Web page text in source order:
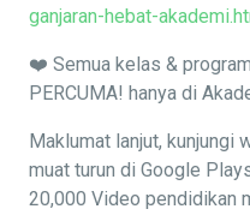
ganjaran-hebat-
❤️ Semua kelas &
PERCUMA! hanya di
Maklumat lanjut, kunjungi
muat turun di Google
20,000 Video pendidikan